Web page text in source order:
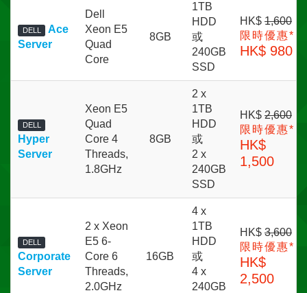
DELL
Ace
Server
Dell
Xeon E5
Quad
Core
8GB
1TB
HDD
或
240GB
SSD
HK$ 1,600
限時優惠*
HK$ 980
DELL
Hyper
Server
Xeon E5
Quad
Core 4
Threads,
1.8GHz
8GB
2 x
1TB
HDD
或
2 x
240GB
SSD
HK$ 2,600
限時優惠*
HK$
1,500
DELL
Corporate
Server
2 x Xeon
E5 6-
Core 6
Threads,
2.0GHz
16GB
4 x
1TB
HDD
或
4 x
240GB
HK$ 3,600
限時優惠*
HK$
2,500